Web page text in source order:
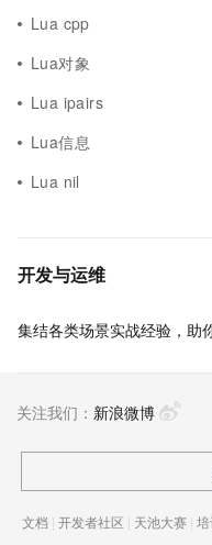
Lua cpp
Lua对象
Lua ipairs
Lua信息
Lua nil
开发与运维
集结各类场景实战经验，助
关注我们： 新浪微博
文档 | 开发者社区 | 天池大赛 |